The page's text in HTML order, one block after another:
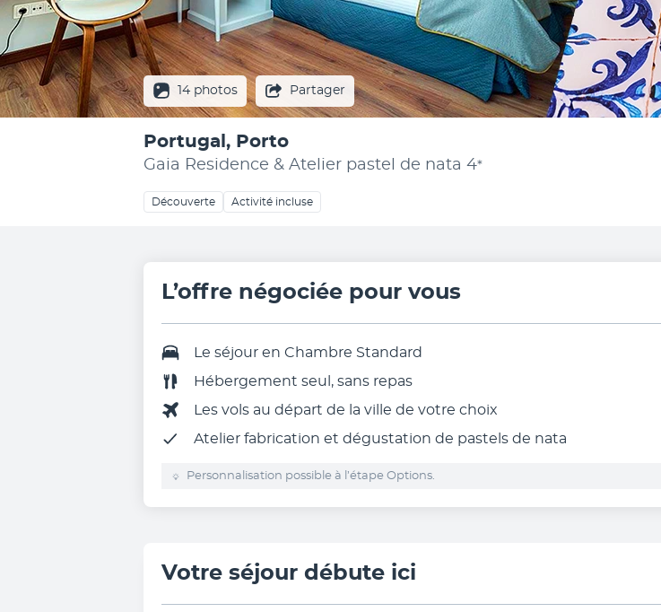
14 photos Partager
Portugal, Porto
Gaia Residence & Atelier pastel de nata 4*
Découverte Activité incluse
L’offre négociée pour vous
Le séjour en Chambre Standard
Hébergement seul, sans repas
Les vols au départ de la ville de votre choix
Atelier fabrication et dégustation de pastels de nata
Personnalisation possible à l’étape Options.
Votre séjour débute ici